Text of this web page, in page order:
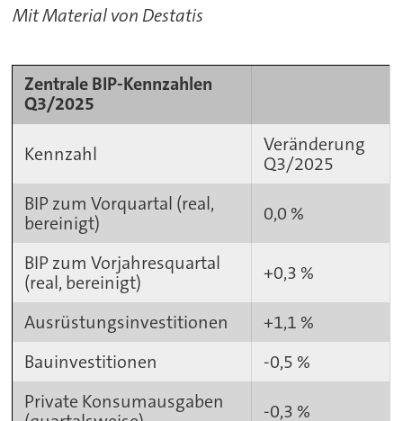
Mit Material von Destatis
Zentrale BIP-Kennzahlen
Q3/2025
Kennzahl
Veränderung
Q3/2025
BIP zum Vorquartal (real,
bereinigt)
0,0 %
BIP zum Vorjahresquartal
(real, bereinigt)
+0,3 %
Ausrüstungsinvestitionen
+1,1 %
Bauinvestitionen
-0,5 %
Private Konsumausgaben
-0,3 %